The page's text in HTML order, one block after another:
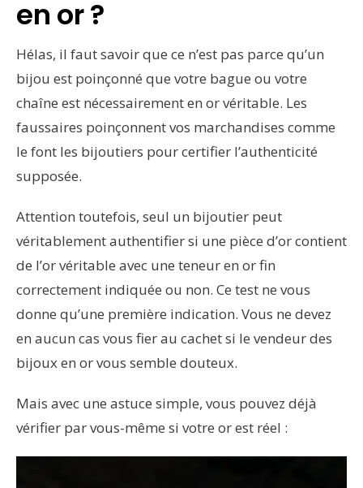
en or ?
Hélas, il faut savoir que ce n’est pas parce qu’un
bijou est poinçonné que votre bague ou votre
chaîne est nécessairement en or véritable. Les
faussaires poinçonnent vos marchandises comme
le font les bijoutiers pour certifier l’authenticité
supposée.
Attention toutefois, seul un bijoutier peut
véritablement authentifier si une pièce d’or contient
de l’or véritable avec une teneur en or fin
correctement indiquée ou non. Ce test ne vous
donne qu’une première indication. Vous ne devez
en aucun cas vous fier au cachet si le vendeur des
bijoux en or vous semble douteux.
Mais avec une astuce simple, vous pouvez déjà
vérifier par vous-même si votre or est réel :